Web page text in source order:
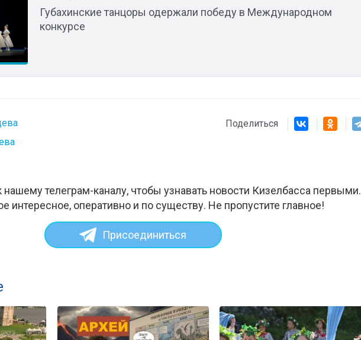
Губахинские танцоры одержали победу в Международном
конкурсе
Поделиться
телеграм-каналу, чтобы узнавать новости Кизелбасса первыми.
интересное, оперативно и по существу. Не пропустите главное!
Присоединиться